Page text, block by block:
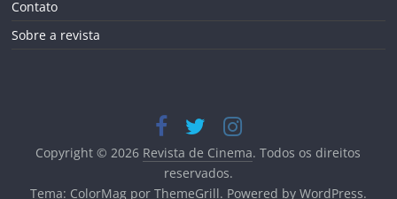
Contato
Sobre a revista
Copyright © 2026 Revista de Cinema. Todos os direitos
reservados.
Tema: ColorMagpor ThemeGrill. Powered by WordPress.